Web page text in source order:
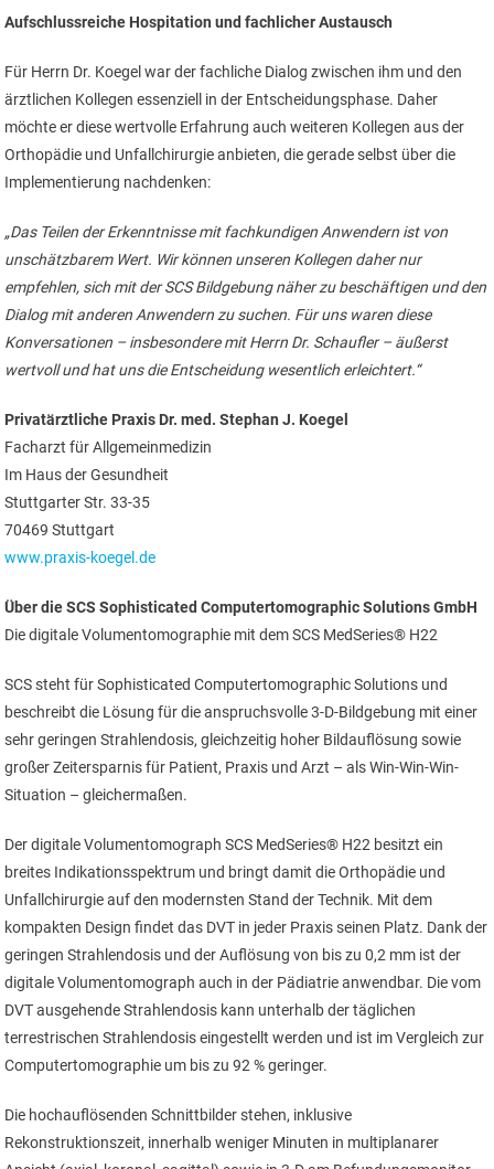
Aufschlussreiche Hospitation und fachlicher Austausch
Für Herrn Dr. Koegel war der fachliche Dialog zwischen ihm und den
ärztlichen Kollegen essenziell in der Entscheidungsphase. Daher
möchte er diese wertvolle Erfahrung auch weiteren Kollegen aus der
Orthopädie und Unfallchirurgie anbieten, die gerade selbst über die
Implementierung nachdenken:
„Das Teilen der Erkenntnisse mit fachkundigen Anwendern ist von
unschätzbarem Wert. Wir können unseren Kollegen daher nur
empfehlen, sich mit der SCS Bildgebung näher zu beschäftigen und den
Dialog mit anderen Anwendern zu suchen. Für uns waren diese
Konversationen – insbesondere mit Herrn Dr. Schaufler – äußerst
wertvoll und hat uns die Entscheidung wesentlich erleichtert.“
Privatärztliche Praxis Dr. med. Stephan J. Koegel
Facharzt für Allgemeinmedizin
Im Haus der Gesundheit
Stuttgarter Str. 33-35
70469 Stuttgart
www.praxis-koegel.de
Über die SCS Sophisticated Computertomographic Solutions GmbH
Die digitale Volumentomographie mit dem SCS MedSeries® H22
SCS steht für Sophisticated Computertomographic Solutions und
beschreibt die Lösung für die anspruchsvolle 3-D-Bildgebung mit einer
sehr geringen Strahlendosis, gleichzeitig hoher Bildauflösung sowie
großer Zeitersparnis für Patient, Praxis und Arzt – als Win-Win-Win-
Situation – gleichermaßen.
Der digitale Volumentomograph SCS MedSeries® H22 besitzt ein
breites Indikationsspektrum und bringt damit die Orthopädie und
Unfallchirurgie auf den modernsten Stand der Technik. Mit dem
kompakten Design findet das DVT in jeder Praxis seinen Platz. Dank der
geringen Strahlendosis und der Auflösung von bis zu 0,2 mm ist der
digitale Volumentomograph auch in der Pädiatrie anwendbar. Die vom
DVT ausgehende Strahlendosis kann unterhalb der täglichen
terrestrischen Strahlendosis eingestellt werden und ist im Vergleich zur
Computertomographie um bis zu 92 % geringer.
Die hochauflösenden Schnittbilder stehen, inklusive
Rekonstruktionszeit, innerhalb weniger Minuten in multiplanarer